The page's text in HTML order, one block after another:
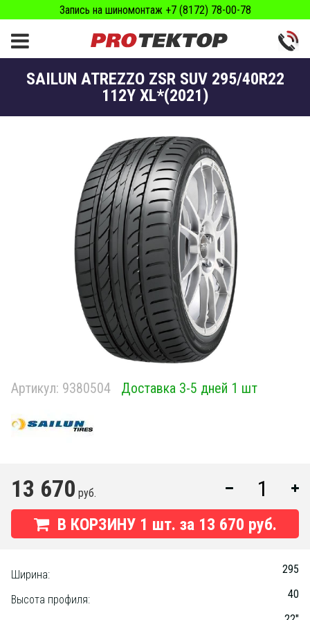
Запись на шиномонтаж +7 (8172) 78-00-78
SAILUN ATREZZO ZSR SUV 295/40R22
112Y XL*(2021)
Артикул: 9380504 Доставка 3-5 дней 1 шт
13 670 руб.
В КОРЗИНУ 1 шт. за 13 670 руб.
Ширина: 295
Высота профиля: 40